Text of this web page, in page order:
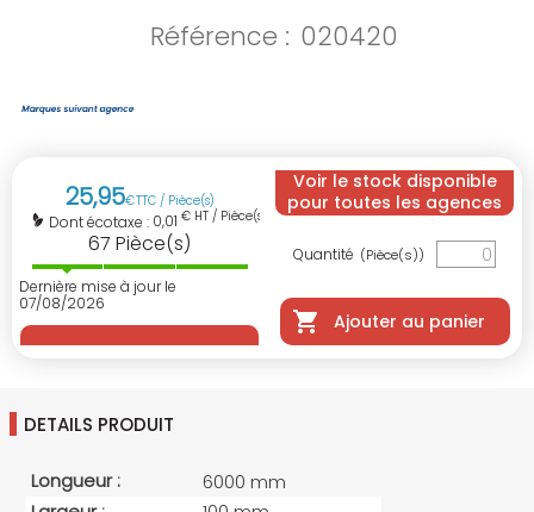
Référence : 020420
25,95€TTC / Pièce(s)
Dont écotaxe : 0,01 € HT / Pièce(s)
67 Pièce(s)
Dernière mise à jour le
07/08/2026
Voir le stock disponible
pour toutes les agences
Quantité (Pièce(s))
Ajouter au panier
DETAILS PRODUIT
Longueur :
6000 mm